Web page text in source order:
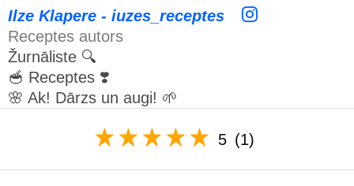
Ilze Klapere - iuzes_receptes
Receptes autors
Žurnāliste 🔍
🥣 Receptes ❣️
🌸 Ak! Dārzs un augi! 🌱
5 (1)